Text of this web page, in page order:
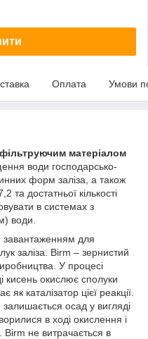
Оплата Умови
матеріалом
води господарсько-
форм заліза, а також
достатньої кількості
в системах з
води.
завантаженням для
заліза. Birm – зернистий
У процесі
кисень окислює сполуки
каталізатор цієї реакції.
осад у вигляді
в ході окислення і
Birm не витрачається в